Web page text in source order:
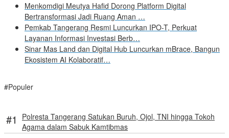
Menkomdigi Meutya Hafid Dorong Platform Digital
Bertransformasi Jadi Ruang Aman …
Pemkab Tangerang Resmi Luncurkan IPO-T, Perkuat
Layanan Informasi Investasi Berb…
Sinar Mas Land dan Digital Hub Luncurkan mBrace, Bangun
Ekosistem AI Kolaboratif…
#Populer
Polresta Tangerang Satukan Buruh, Ojol, TNI hingga Tokoh
Agama dalam Sabuk Kamtibmas